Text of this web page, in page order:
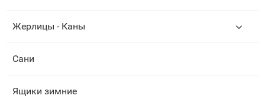
Жерлицы - Каны
Сани
Ящики зимние